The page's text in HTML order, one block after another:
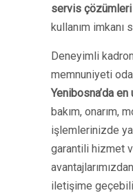
servis çözümleri
kullanım imkanı
Deneyimli
memnuniyeti
Yenibosna’da
bakım, onarım,
işlemlerinizde
garantili hizmet
iletişime